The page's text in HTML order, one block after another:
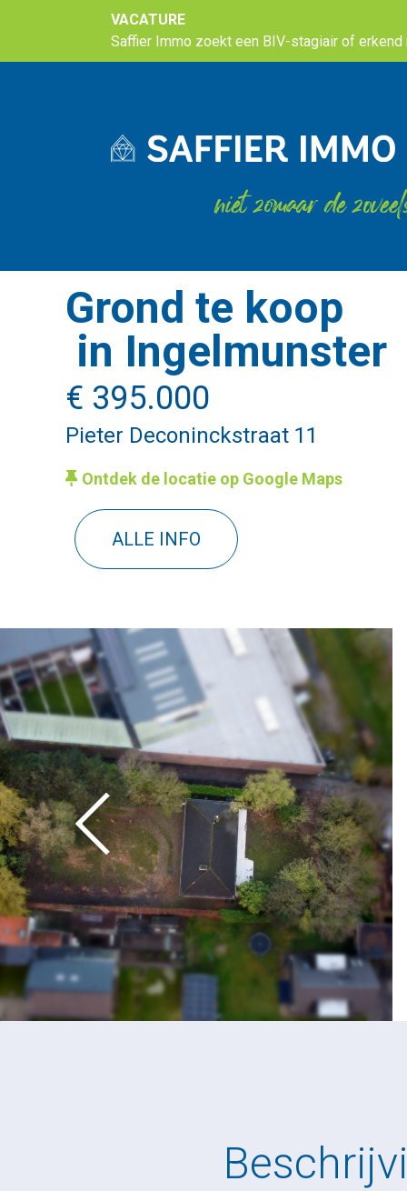
VACATURE
Saffier Immo zoekt een BIV-stagiair of
niet zomaar de
Grond te koop
in Ingelmunster
€ 395.000
Pieter Deconinckstraat 11
Ontdek de locatie op Google Maps
ALLE INFO
Vorige